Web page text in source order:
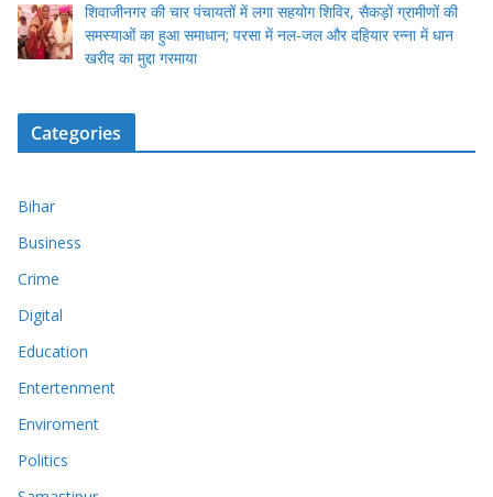
शिवाजीनगर की चार पंचायतों में लगा सहयोग शिविर, सैकड़ों ग्रामीणों की
समस्याओं का हुआ समाधान; परसा में नल-जल और दहियार रन्ना में धान
खरीद का मुद्दा गरमाया
Categories
Bihar
Business
Crime
Digital
Education
Entertenment
Enviroment
Politics